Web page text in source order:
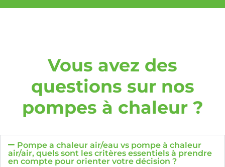
Vous avez des
questions sur nos
pompes à chaleur ?
Pompe a chaleur air/eau vs pompe à chaleur
air/air, quels sont les critères essentiels à prendre
en compte pour orienter votre décision ?